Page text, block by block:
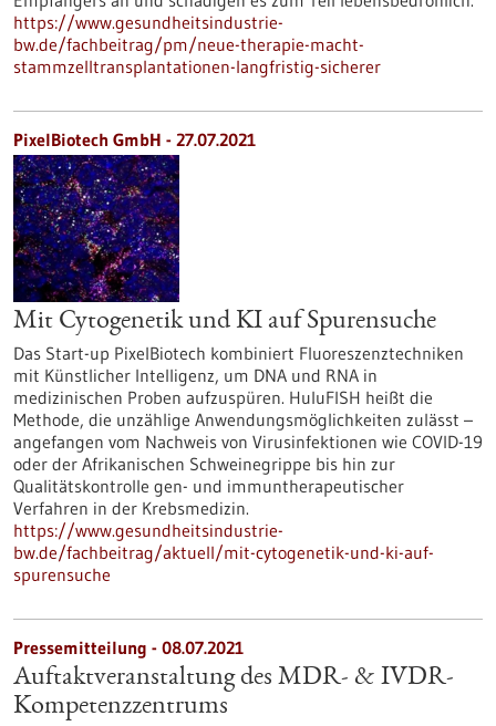
https://www.gesundheitsindustrie-
bw.de/fachbeitrag/pm/neue-therapie-macht-
stammzelltransplantationen-langfristig-sicherer
PixelBiotech GmbH - 27.07.2021
Mit Cytogenetik und KI auf Spurensuche
Das Start-up PixelBiotech kombiniert Fluoreszenztechniken
mit Künstlicher Intelligenz, um DNA und RNA in
medizinischen Proben aufzuspüren. HuluFISH heißt die
Methode, die unzählige Anwendungsmöglichkeiten zulässt –
angefangen vom Nachweis von Virusinfektionen wie COVID-19
oder der Afrikanischen Schweinegrippe bis hin zur
Qualitätskontrolle gen- und immuntherapeutischer
Verfahren in der Krebsmedizin.
https://www.gesundheitsindustrie-
bw.de/fachbeitrag/aktuell/mit-cytogenetik-und-ki-auf-
spurensuche
Pressemitteilung - 08.07.2021
Auftaktveranstaltung des MDR- & IVDR-
Kompetenzzentrums